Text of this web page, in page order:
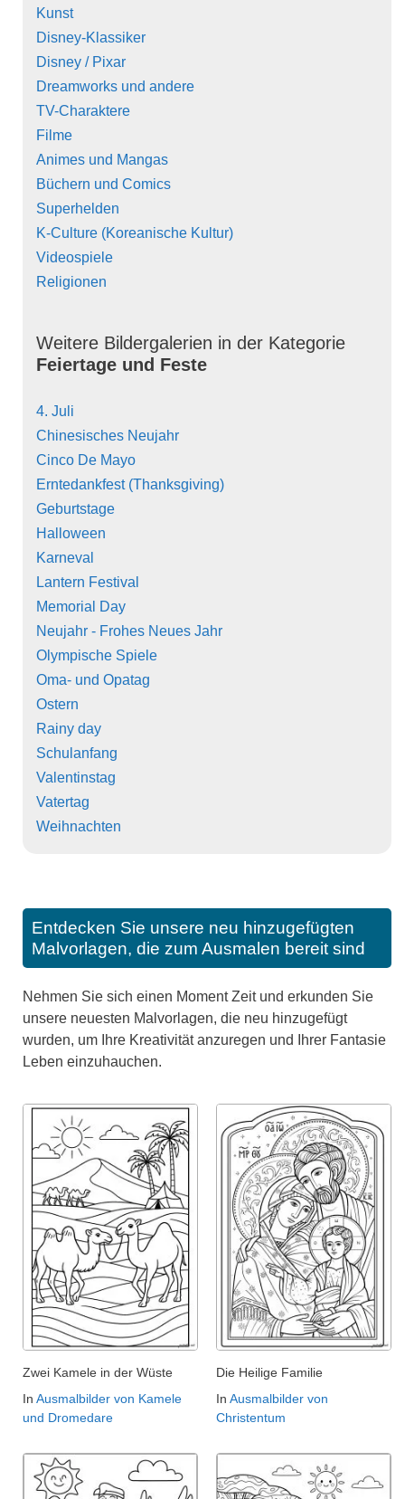
Kunst
Disney-Klassiker
Disney / Pixar
Dreamworks und andere
TV-Charaktere
Filme
Animes und Mangas
Büchern und Comics
Superhelden
K-Culture (Koreanische Kultur)
Videospiele
Religionen
Weitere Bildergalerien in der Kategorie
Feiertage und Feste
4. Juli
Chinesisches Neujahr
Cinco De Mayo
Erntedankfest (Thanksgiving)
Geburtstage
Halloween
Karneval
Lantern Festival
Memorial Day
Neujahr - Frohes Neues Jahr
Olympische Spiele
Oma- und Opatag
Ostern
Rainy day
Schulanfang
Valentinstag
Vatertag
Weihnachten
Entdecken Sie unsere neu hinzugefügten
Malvorlagen, die zum Ausmalen bereit sind
Nehmen Sie sich einen Moment Zeit und erkunden Sie
unsere neuesten Malvorlagen, die neu hinzugefügt
wurden, um Ihre Kreativität anzuregen und Ihrer Fantasie
Leben einzuhauchen.
Zwei Kamele in der Wüste
In Ausmalbilder von Kamele
und Dromedare
Die Heilige Familie
In Ausmalbilder von
Christentum